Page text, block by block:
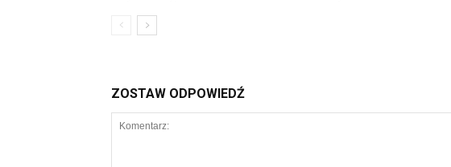
ZOSTAW ODPOWIEDŹ